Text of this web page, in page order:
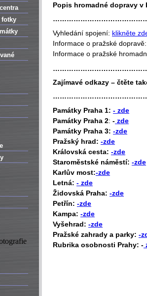
fotky
Popis hromadné dopravy v
Vyhledání spojení: klikněte
Informace o pražské
Informace o pražské
Zajímavé odkazy – čtěte
Památky Praha 1: - zde
Památky Praha 2: - zde
Památky Praha 3: -zde
Pražský hrad: -zde
Královská cesta: -zde
Staroměstské náměstí: -zde
Karlův most:-zde
Letná: - zde
Židovská Praha: -zde
Petřín: -zde
Kampa: -zde
Vyšehrad: -zde
Pražské zahrady a parky: -
Rubrika osobnosti Prahy: -